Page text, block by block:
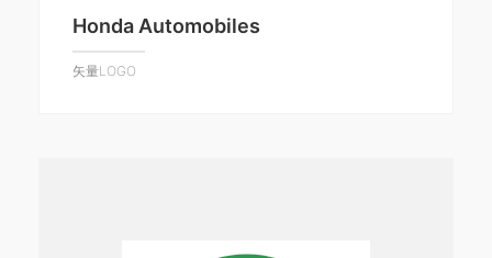
Honda Automobiles
矢量LOGO